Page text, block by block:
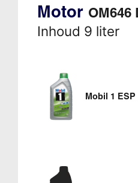
Motor OM646
Inhoud 9 liter
Mobil 1 ESP